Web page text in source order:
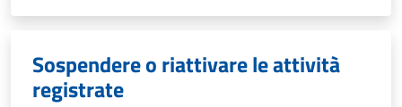
Sospendere o riattivare le attività
registrate